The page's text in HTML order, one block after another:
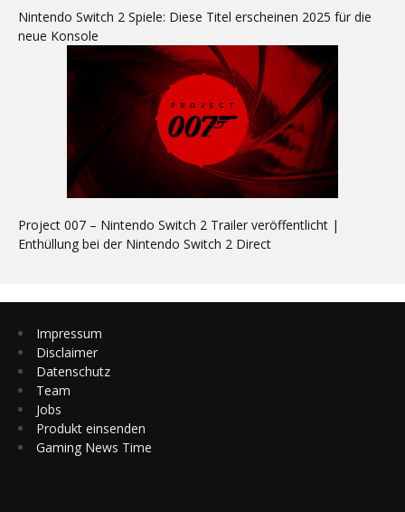
Nintendo Switch 2 Spiele: Diese Titel erscheinen 2025 für die
neue Konsole
Project 007 – Nintendo Switch 2 Trailer veröffentlicht |
Enthüllung bei der Nintendo Switch 2 Direct
Impressum
Disclaimer
Datenschutz
Team
Jobs
Produkt einsenden
Gaming News Time